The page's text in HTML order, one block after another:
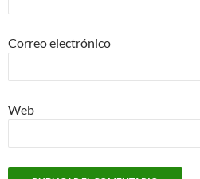
Correo electrónico
Web